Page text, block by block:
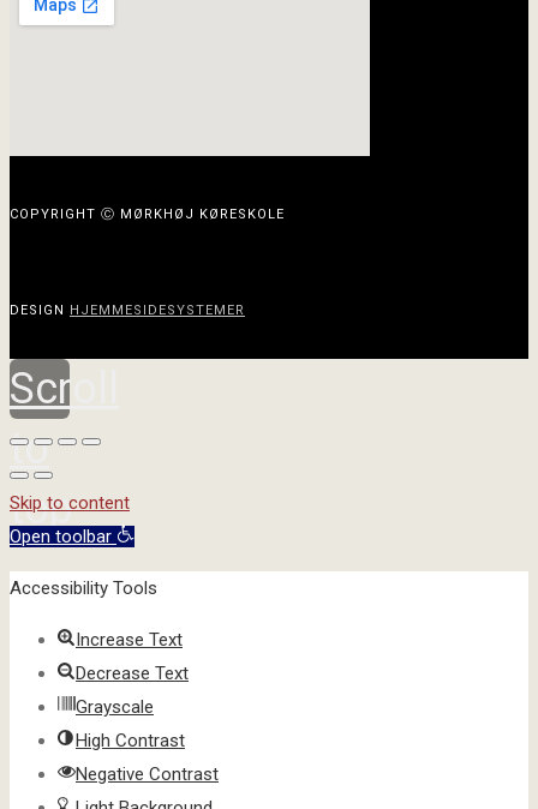
COPYRIGHT Ⓒ MØRKHØJ KØRESKOLE
DESIGN HJEMMESIDESYSTEMER
Scroll
to
top
Skip to content
Open toolbar
Accessibility Tools
Increase Text
Decrease Text
Grayscale
High Contrast
Negative Contrast